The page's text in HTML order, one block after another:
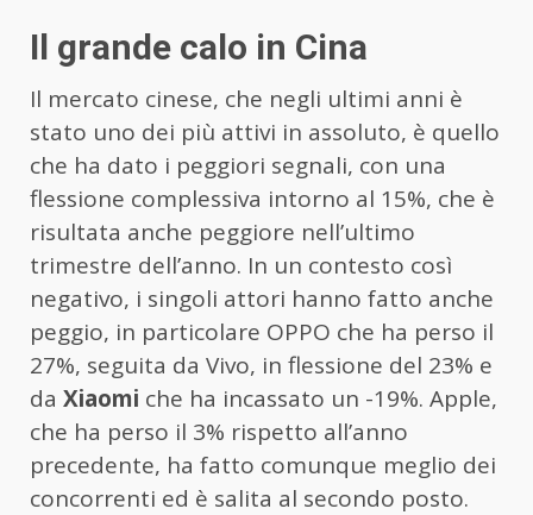
Il grande calo in Cina
Il mercato cinese, che negli ultimi anni è
stato uno dei più attivi in assoluto, è quello
che ha dato i peggiori segnali, con una
flessione complessiva intorno al 15%, che è
risultata anche peggiore nell’ultimo
trimestre dell’anno. In un contesto così
negativo, i singoli attori hanno fatto anche
peggio, in particolare OPPO che ha perso il
27%, seguita da Vivo, in flessione del 23% e
da Xiaomi che ha incassato un -19%. Apple,
che ha perso il 3% rispetto all’anno
precedente, ha fatto comunque meglio dei
concorrenti ed è salita al secondo posto.